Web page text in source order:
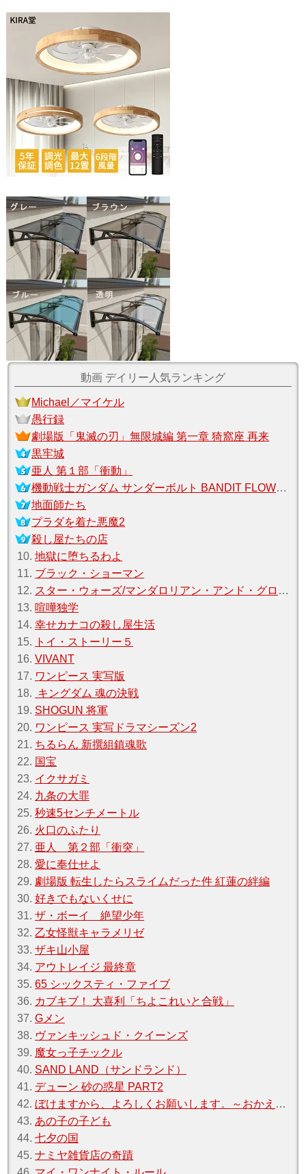
動画 デイリー人気ランキング
Michael／マイケル
愚行録
劇場版「鬼滅の刃」無限城編 第一章 猗窩座 再来
黒牢城
亜人 第１部「衝動」
機動戦士ガンダム サンダーボルト BANDIT FLOWER
地面師たち
プラダを着た悪魔2
殺し屋たちの店
10.地獄に堕ちるわよ
11. ブラック・ショーマン
12. スター・ウォーズ/マンダロリアン・アンド・グローグー
13. 喧嘩独学
14.幸せカナコの殺し屋生活
15.
トイ・ストーリー５
16.VIVANT
17. ワンピース 実写版
18. キングダム 魂の決戦
19. SHOGUN 将軍
20. ワンピース 実写ドラマシーズン2
21. ちるらん 新撰組鎮魂歌
22. 国宝
23. イクサガミ
24. 九条の大罪
25.秒速5センチメートル
26. 火口のふたり
27. 亜人 第２部「衝突」
28.愛に奉仕せよ
29. 劇場版 転生したらスライムだった件 紅蓮の絆編
30.好きでもないくせに
31.ザ・ボーイ 絶望少年
32. 乙女怪獣キャラメリゼ
33.ザキ山小屋
34. アウトレイジ 最終章
35.65 シックスティ・ファイブ
36. カブキブ！ 大喜利「ちよこれいと合戦」
37.Gメン
38. ヴァンキッシュド・クイーンズ
39. 魔女っ子チックル
40. SAND LAND（サンドランド）
41. デューン 砂の惑星 PART2
42.ぼけますから、よろしくお願いします。～おかえりお母さん～
43. あの子の子ども
44.七夕の国
45.ナミヤ雑貨店の奇蹟